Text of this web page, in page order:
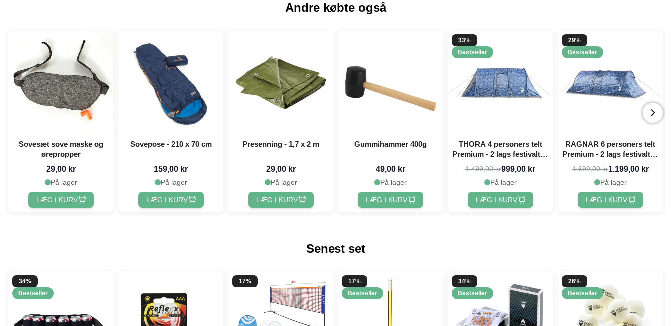
Andre købte også
Sovesæt sove maske og
ørepropper
29,00 kr
På lager
LÆG I KURV
Sovepose - 210 x 70 cm
159,00 kr
På lager
LÆG I KURV
Presenning - 1,7 x 2 m
29,00 kr
På lager
LÆG I KURV
Gummihammer 400g
49,00 kr
På lager
LÆG I KURV
33%
Bestseller
THORA 4 personers telt
Premium - 2 lags festivaltelt
PartyVikings
1.499,00 kr999,00 kr
På lager
LÆG I KURV
29%
Bestseller
RAGNAR 6 personers telt
Premium - 2 lags festivaltelt
PartyVikings
1.699,00 kr1.199,00 kr
På lager
LÆG I KURV
Senest set
34%
Bestseller
17%
17%
Bestseller
34%
Bestseller
26%
Bestseller